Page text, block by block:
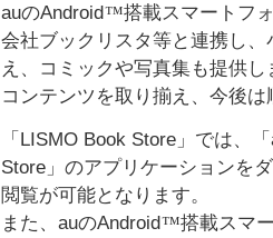
auのAndroid™搭載スマートフ
会社ブックリスタ等と連携し
え、コミックや写真集も提供
コンテンツを取り揃え、今後
「LISMO Book Store」では、
Store」のアプリケーションを
閲覧が可能となります。
また、auのAndroid™搭載スマ